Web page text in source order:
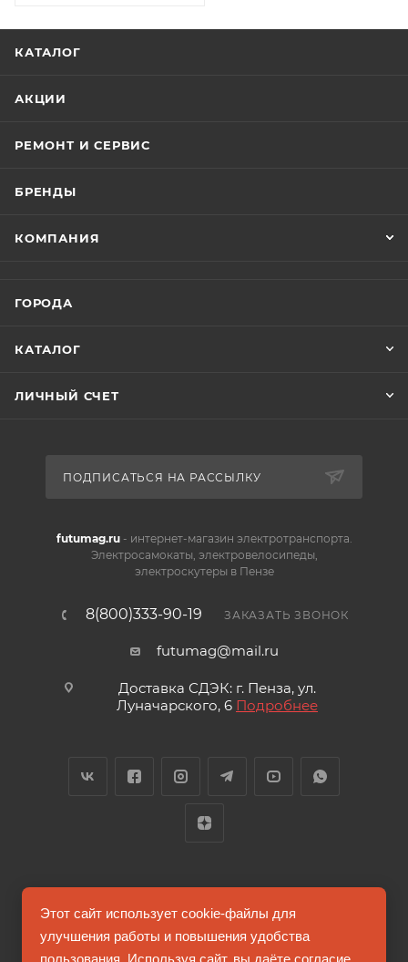
КАТАЛОГ
АКЦИИ
РЕМОНТ И СЕРВИС
БРЕНДЫ
КОМПАНИЯ
ГОРОДА
КАТАЛОГ
ЛИЧНЫЙ СЧЕТ
ПОДПИСАТЬСЯ НА РАССЫЛКУ
futumag.ru- интернет-магазин электротранспорта.
Электросамокаты, электровелосипеды,
электроскутеры в Пензе
8(800)333-90-19 ЗАКАЗАТЬ ЗВОНОК
futumag@mail.ru
Доставка СДЭК: г. Пенза, ул.
Луначарского, 6 Подробнее
2026 © FUTUMAG.RU
Этот сайт использует cookie-файлы для
улучшения работы и повышения удобства
пользования. Используя сайт, вы даёте согласие